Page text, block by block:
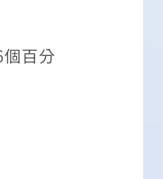
百分